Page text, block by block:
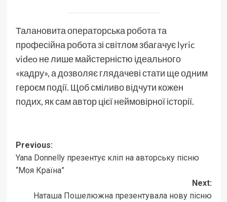
Талановита операторська робота та
професійна робота зі світлом збагачує lyric
video не лише майстерністю ідеального
«кадру», а дозволяє глядачеві стати ще одним
героєм події. Щоб сміливо відчути кожен
подих, як сам автор цієї неймовірної історії.
Post
navigation
Previous:
Yana Donnelly презентує кліп на авторську пісню
“Моя Країна”
Next:
Наташа Пошелюжна презентувала нову пісню